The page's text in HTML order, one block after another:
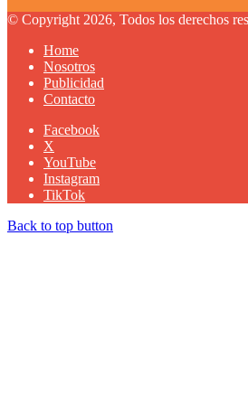
© Copyright 2026, Todos los derechos
Home
Nosotros
Publicidad
Contacto
Facebook
X
YouTube
Instagram
TikTok
Back to top button